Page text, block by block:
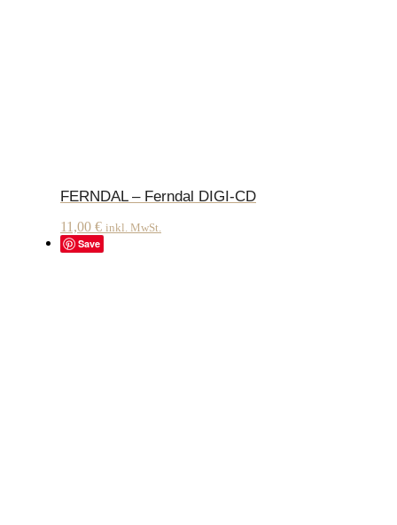
FERNDAL – Ferndal DIGI-CD
11,00 € inkl. MwSt.
Save